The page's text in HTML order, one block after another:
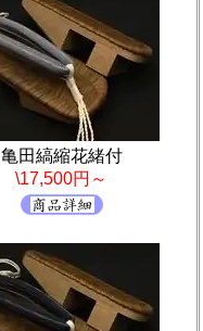
亀田縞縮花緒付
\17,500円～